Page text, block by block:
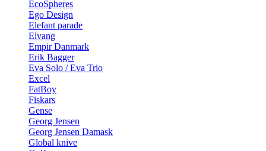
EcoSpheres
Ego Design
Elefant parade
Elvang
Empir Danmark
Erik Bagger
Eva Solo / Eva Trio
Excel
FatBoy
Fiskars
Gense
Georg Jensen
Georg Jensen Damask
Global knive